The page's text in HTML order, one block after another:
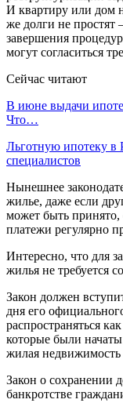
И квартиру или дом
же долги не простят
завершения
могут согласиться
Сейчас читают
В июне выдачи
Что…
Льготную ипотеку в
специалистов
Нынешнее
жилье, даже если
может быть принято,
платежи регулярно
Интересно, что для
жилья не требуется
Закон должен
дня его
распространяться
которые были
жилая
Закон о сохранении
банкротстве